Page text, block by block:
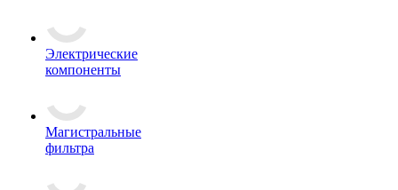
Электрические
компоненты
Магистральные
фильтра